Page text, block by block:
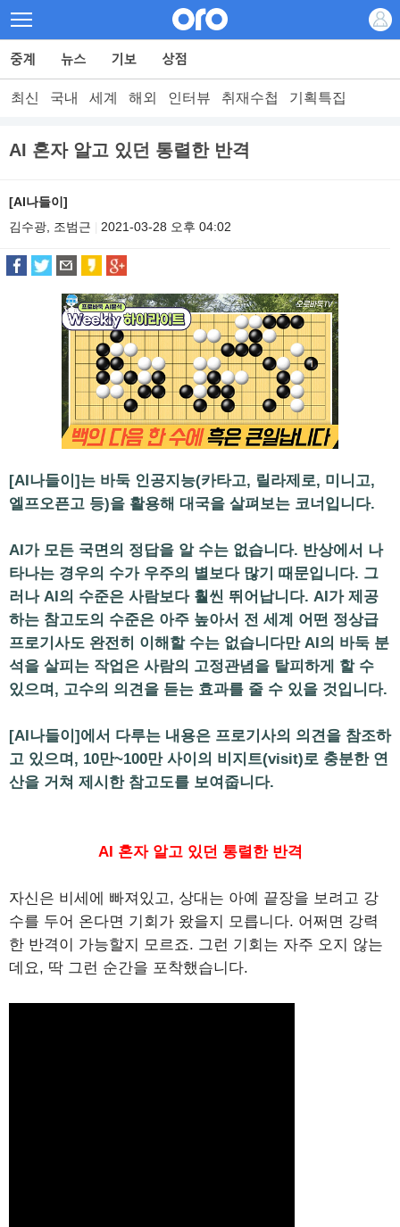
최신 국내 세계 해외 인터뷰 취재수첩 기획특집
AI 혼자 알고 있던 통렬한 반격
[AI나들이]
김수광, 조범근
2021-03-28 오후 04:02
[AI나들이]는 바둑 인공지능(카타고, 릴라제로, 미니고,
엘프오픈고 등)을 활용해 대국을 살펴보는 코너입니다.
AI가 모든 국면의 정답을 알 수는 없습니다. 반상에서 나
타나는 경우의 수가 우주의 별보다 많기 때문입니다. 그
러나 AI의 수준은 사람보다 훨씬 뛰어납니다. AI가 제공
하는 참고도의 수준은 아주 높아서 전 세계 어떤 정상급
프로기사도 완전히 이해할 수는 없습니다만 AI의 바둑 분
석을 살피는 작업은 사람의 고정관념을 탈피하게 할 수
있으며, 고수의 의견을 듣는 효과를 줄 수 있을 것입니다.
[AI나들이]에서 다루는 내용은 프로기사의 의견을 참조하
고 있으며, 10만~100만 사이의 비지트(visit)로 충분한 연
산을 거쳐 제시한 참고도를 보여줍니다.
AI 혼자 알고 있던 통렬한 반격
자신은 비세에 빠져있고, 상대는 아예 끝장을 보려고 강
수를 두어 온다면 기회가 왔을지 모릅니다. 어쩌면 강력
한 반격이 가능할지 모르죠. 그런 기회는 자주 오지 않는
데요, 딱 그런 순간을 포착했습니다.